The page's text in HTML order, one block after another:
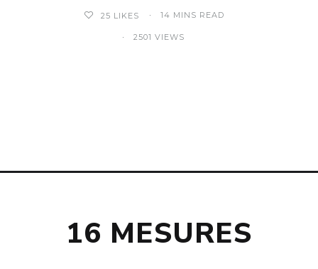
25 LIKES 14 MINS READ
2501 VIEWS
16 MESURES